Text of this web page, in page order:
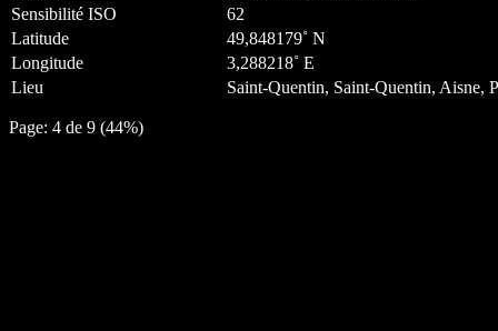
Sensibilité ISO
62
Latitude
49,848179˚ N
Longitude
3,288218˚ E
Lieu
Saint-Quentin, Saint-Quentin, Aisne,
Page: 4 de 9 (44%)